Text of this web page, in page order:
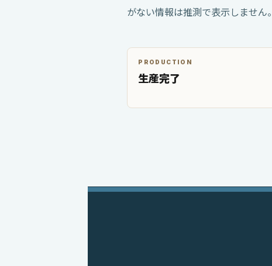
がない情報は推測で表示しません。
PRODUCTION
生産完了